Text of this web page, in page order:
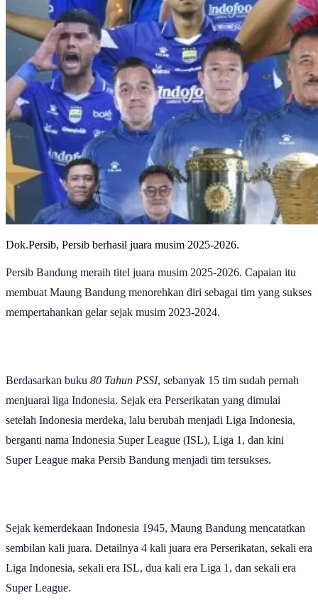
Dok.Persib, Persib berhasil juara musim 2025-2026.
Persib Bandung meraih titel juara musim 2025-2026. Capaian itu
membuat Maung Bandung menorehkan diri sebagai tim yang sukses
mempertahankan gelar sejak musim 2023-2024.
Berdasarkan buku 80 Tahun PSSI, sebanyak 15 tim sudah pernah
menjuarai liga Indonesia. Sejak era Perserikatan yang dimulai
setelah Indonesia merdeka, lalu berubah menjadi Liga Indonesia,
berganti nama Indonesia Super League (ISL), Liga 1, dan kini
Super League maka Persib Bandung menjadi tim tersukses.
Sejak kemerdekaan Indonesia 1945, Maung Bandung mencatatkan
sembilan kali juara. Detailnya 4 kali juara era Perserikatan, sekali era
Liga Indonesia, sekali era ISL, dua kali era Liga 1, dan sekali era
Super League.